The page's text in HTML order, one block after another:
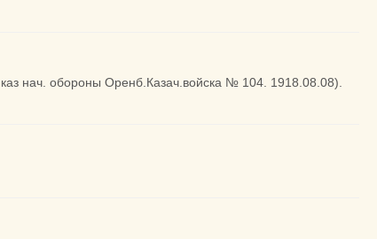
нач. обороны Оренб.Казач.войска № 104. 1918.08.08).